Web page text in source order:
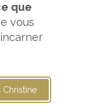
que
vous